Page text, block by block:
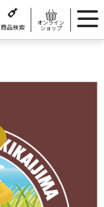
商品検索
オンライン
ショップ